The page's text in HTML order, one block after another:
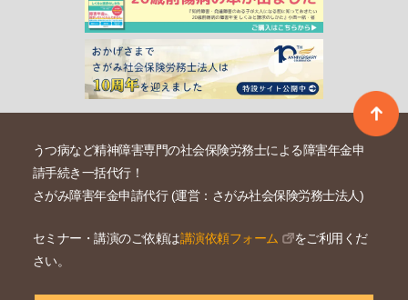
うつ病など精神障害専門の社会保険労務士による障害年金申
請手続き一括代行！
さがみ障害年金申請代行 (運営：さがみ社会保険労務士法人)
セミナー・講演のご依頼は講演依頼フォーム
をご利用くだ
さい。